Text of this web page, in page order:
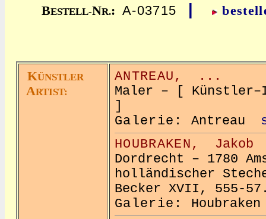
BESTELL-NR.: A-03715 |
KÜNSTLER
ARTIST:
ANTREAU,
...
Maler – [
]
Galerie: Antreau
HOUBRAKEN,
Jakob
Dordrecht – 1780
holländischer
Becker XVII, 555-
Galerie: